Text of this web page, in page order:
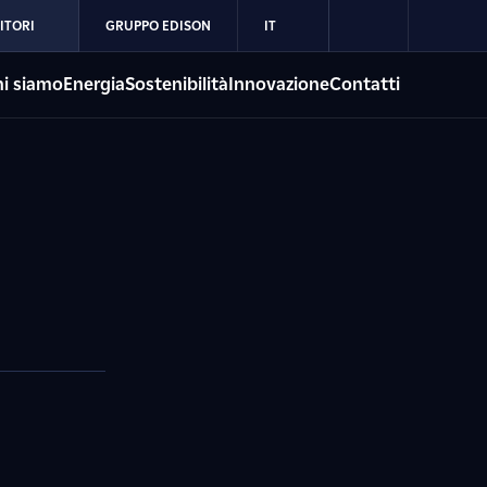
GRUPPO EDISON IT
siamoEnergiaSostenibilitàInnovazioneContatti